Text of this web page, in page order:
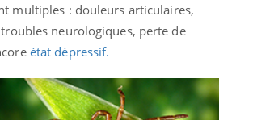
multiples : douleurs articulaires,
neurologiques, perte de
état dépressif.